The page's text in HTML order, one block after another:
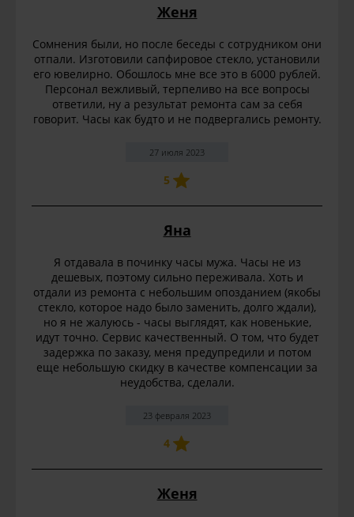
Женя
Сомнения были, но после беседы с сотрудником они
отпали. Изготовили сапфировое стекло, установили
его ювелирно. Обошлось мне все это в 6000 рублей.
Персонал вежливый, терпеливо на все вопросы
ответили, ну а результат ремонта сам за себя
говорит. Часы как будто и не подвергались ремонту.
27 июля 2023
5
Яна
Я отдавала в починку часы мужа. Часы не из
дешевых, поэтому сильно переживала. Хоть и
отдали из ремонта с небольшим опозданием (якобы
стекло, которое надо было заменить, долго ждали),
но я не жалуюсь - часы выглядят, как новенькие,
идут точно. Сервис качественный. О том, что будет
задержка по заказу, меня предупредили и потом
еще небольшую скидку в качестве компенсации за
неудобства, сделали.
23 февраля 2023
4
Женя